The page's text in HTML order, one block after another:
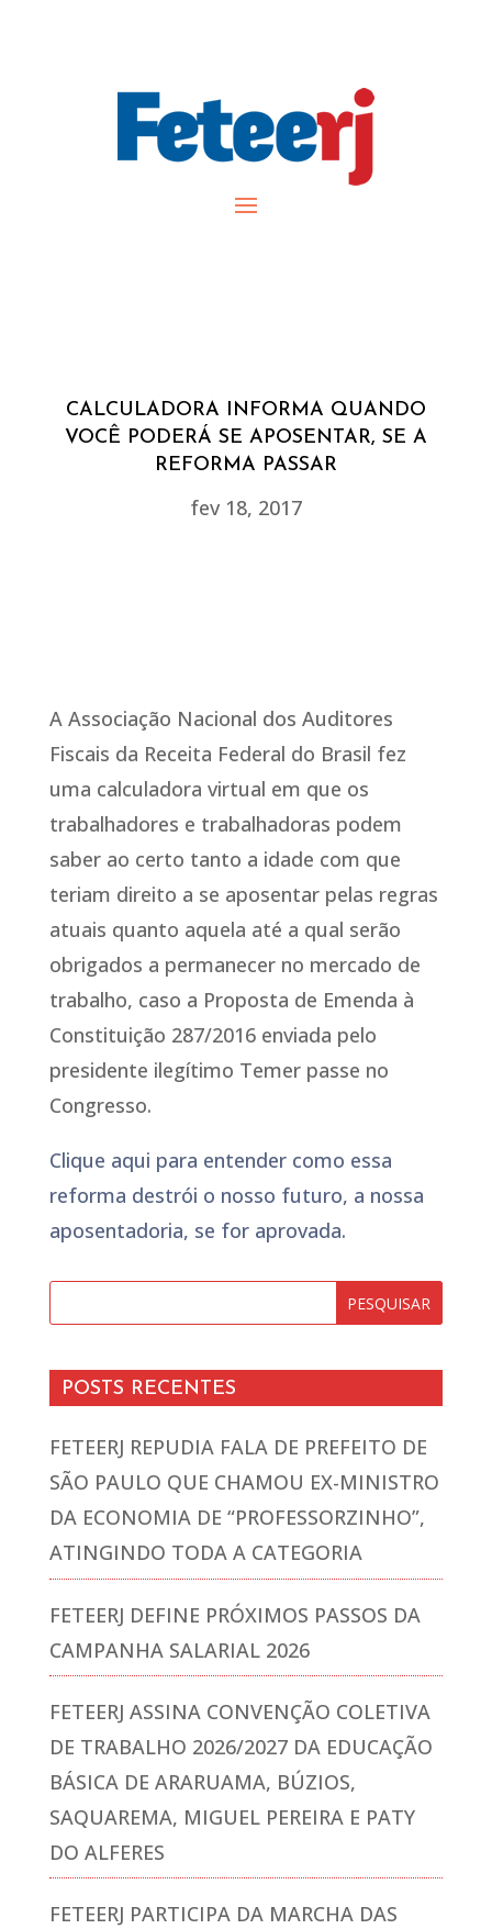
CALCULADORA INFORMA QUANDO
VOCÊ PODERÁ SE APOSENTAR, SE A
REFORMA PASSAR
fev 18, 2017
A Associação Nacional dos Auditores
Fiscais da Receita Federal do Brasil fez
uma calculadora virtual em que os
trabalhadores e trabalhadoras podem
saber ao certo tanto a idade com que
teriam direito a se aposentar pelas regras
atuais quanto aquela até a qual serão
obrigados a permanecer no mercado de
trabalho, caso a Proposta de Emenda à
Constituição 287/2016 enviada pelo
presidente ilegítimo Temer passe no
Congresso.
Clique aqui para entender como essa
reforma destrói o nosso futuro, a nossa
aposentadoria, se for aprovada.
POSTS RECENTES
FETEERJ REPUDIA FALA DE PREFEITO DE
SÃO PAULO QUE CHAMOU EX-MINISTRO
DA ECONOMIA DE “PROFESSORZINHO”,
ATINGINDO TODA A CATEGORIA
FETEERJ DEFINE PRÓXIMOS PASSOS DA
CAMPANHA SALARIAL 2026
FETEERJ ASSINA CONVENÇÃO COLETIVA
DE TRABALHO 2026/2027 DA EDUCAÇÃO
BÁSICA DE ARARUAMA, BÚZIOS,
SAQUAREMA, MIGUEL PEREIRA E PATY
DO ALFERES
FETEERJ PARTICIPA DA MARCHA DAS